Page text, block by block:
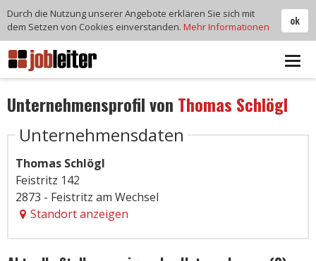
Unternehmensprofil von Thomas Schlögl
Unternehmensdaten
Thomas Schlögl
Feistritz 142
2873 - Feistritz am Wechsel
Standort anzeigen
ok
Durch die Nutzung unserer Angebote erklären Sie sich mit
dem Setzen von Cookies einverstanden. Mehr Informationen